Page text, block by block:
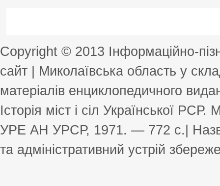
Copyright © 2013 Інформаційно-
сайт | Миколаївська область у
матеріалів енциклопедичного
Історія міст і сіл Української
УРЕ АН УРСР, 1971. — 772 с.| Назви
та адміністративний устрій